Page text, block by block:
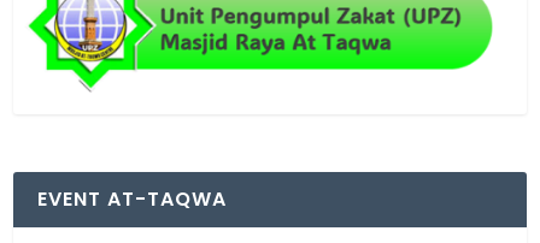
EVENT AT-TAQWA